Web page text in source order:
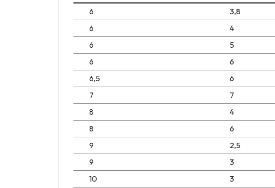
6
3,8
6
4
6
5
6
6
6,5
6
7
7
8
4
8
6
9
2,5
9
3
10
3